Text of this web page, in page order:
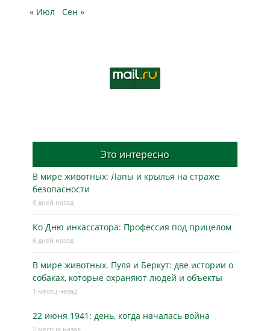
« Июл Сен »
Это интересно
В мире животных: Лапы и крылья на страже
безопасности
6 дней назад
Ко Дню инкассатора: Профессия под прицелом
6 дней назад
В мире животных. Пуля и Беркут: две истории о
собаках, которые охраняют людей и объекты
1 месяц назад
22 июня 1941: день, когда началась война
2 месяца назад